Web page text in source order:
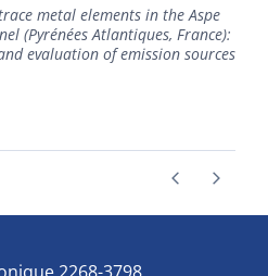
metal elements in the Aspe
(Pyrénées Atlantiques, France):
evaluation of emission sources